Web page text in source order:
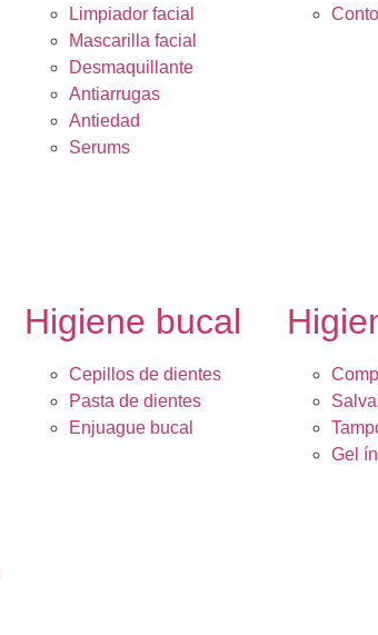
Limpiador facial
Mascarilla facial
Desmaquillante
Antiarrugas
Antiedad
Serums
Higiene bucal
Cepillos de dientes
Pasta de dientes
Enjuague bucal
Gel